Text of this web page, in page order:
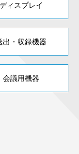
ディスプレイ
出・収録機器
会議用機器